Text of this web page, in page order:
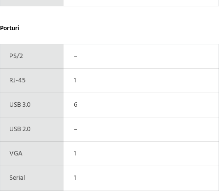
Porturi
PS/2 –
RJ-45 1
USB 3.0 6
USB 2.0 –
VGA 1
Serial 1